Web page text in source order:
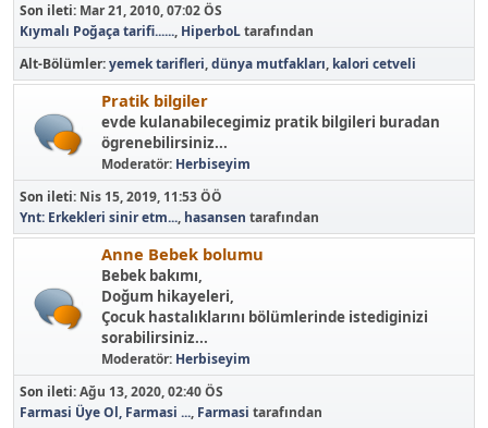
Son ileti: Mar 21, 2010, 07:02 ÖS
Kıymalı Poğaça tarifi......, HiperboLtarafından
Alt-Bölümler yemek tarifleri dünya mutfakları kalori cetveli
Pratik bilgiler
evde kulanabilecegimiz pratik bilgileri buradan
ögrenebilirsiniz...
Moderatör: Herbiseyim
Son ileti: Nis 15, 2019, 11:53 ÖÖ
Ynt: Erkekleri sinir etm..., hasansen tarafından
Anne Bebek bolumu
Bebek bakımı,
Doğum hikayeleri,
Çocuk hastalıklarını bölümlerinde istediginizi
sorabilirsiniz...
Moderatör: Herbiseyim
Son ileti:Ağu 13, 2020, 02:40 ÖS
Farmasi Üye Ol, Farmasi ..., Farmasi tarafından